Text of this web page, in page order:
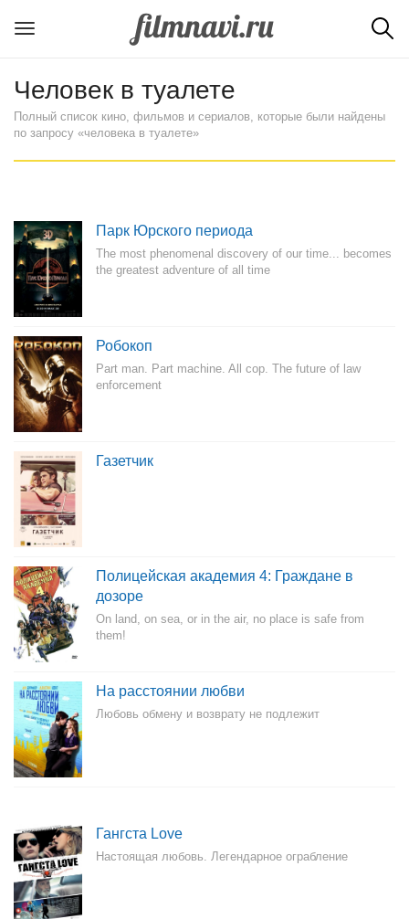
Человек в туалете
Полный список кино, фильмов и сериалов, которые были найдены
по запросу «человека в туалете»
Парк Юрского периода
The most phenomenal discovery of our time... becomes
the greatest adventure of all time
Робокоп
Part man. Part machine. All cop. The future of law
enforcement
Газетчик
Полицейская академия 4: Граждане в
дозоре
On land, on sea, or in the air, no place is safe from
them!
На расстоянии любви
Любовь обмену и возврату не подлежит
Гангста Love
Настоящая любовь. Легендарное ограбление